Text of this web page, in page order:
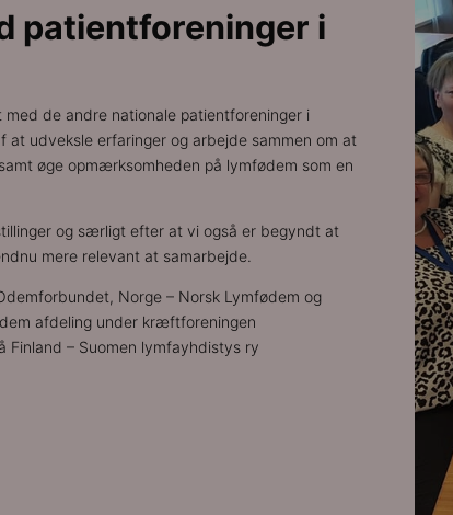
patientforeninger i
med de andre nationale patientforeninger i
udveksle erfaringer og arbejde sammen om at
øge opmærksomheden på lymfødem som en
og særligt efter at vi også er begyndt at
mere relevant at samarbejde.
Norge – Norsk Lymfødem og
afdeling under kræftforeningen
Finland – Suomen lymfayhdistys ry